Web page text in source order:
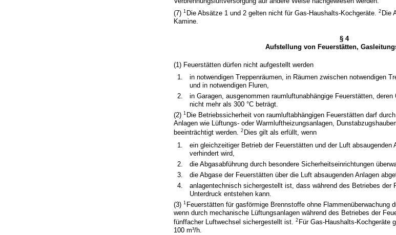
(7)1 Die Absätze 1 und 2 gelten nicht für Gas-Haushalts-Kochgeräte.2 Die
Kamine.
§ 4
Aufstellung von Feuerstätten,
(1) Feuerstätten dürfen nicht aufgestellt werden
1.
in notwendigen Treppenräumen, in Räumen zwischen notwendigen
und in notwendigen Fluren,
2.
in Garagen, ausgenommen raumluftunabhängige Feuerstätten,
nicht mehr als 300 °C beträgt.
(2)1 Die Betriebssicherheit von raumluftabhängigen Feuerstätten darf
Anlagen wie Lüftungs- oder Warmluftheizungsanlagen,
beeinträchtigt werden.2 Dies gilt als erfüllt, wenn
1.
ein gleichzeitiger Betrieb der Feuerstätten und der Luft absaugenden
verhindert wird,
2.
die Abgasabführung durch besondere Sicherheitseinrichtungen
3.
die Abgase der Feuerstätten über die Luft absaugenden Anlagen
4.
anlagentechnisch sichergestellt ist, dass während des Betriebes der
Unterdruck entstehen kann.
(3)1 Feuerstätten für gasförmige Brennstoffe ohne Flammenüberwachung
wenn durch mechanische Lüftungsanlagen während des Betriebes der
fünffacher Luftwechsel sichergestellt ist.2 Für Gas-Haushalts-Kochgeräte
100 m³/h.